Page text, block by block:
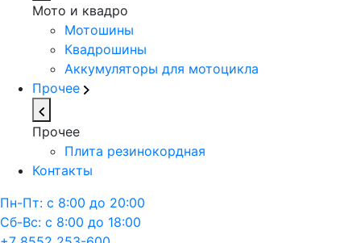
Мото и квадро
Мотошины
Квадрошины
Аккумуляторы для мотоцикла
Прочее
Прочее
Плита резинокордная
Контакты
Пн-Пт: с 8:00 до 20:00
Сб-Вс: с 8:00 до 18:00